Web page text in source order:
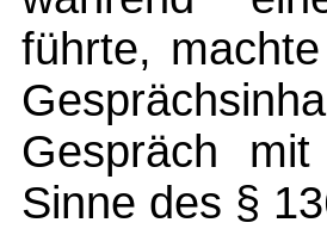
führte,
Gespräch
Sinne des §